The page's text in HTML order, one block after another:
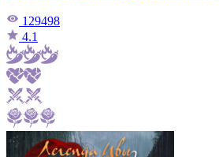
129498
4.1